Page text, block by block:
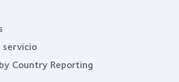
servicio
Country Reporting